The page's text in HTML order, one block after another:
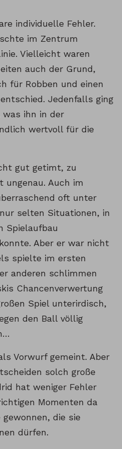
individuelle Fehler.
im Zentrum
Vielleicht waren
auch der Grund,
für Robben und einen
Jedenfalls ging
was ihn in der
wertvoll für die
gut getimt, zu
ungenau. Auch im
oft unter
selten Situationen, in
Spielaufbau
Aber er war nicht
spielte im ersten
anderen schlimmen
Chancenverwertung
Spiel unterirdisch,
den Ball völlig
Vorwurf gemeint. Aber
solch große
hat weniger Fehler
Momenten da
die sie
dürfen.